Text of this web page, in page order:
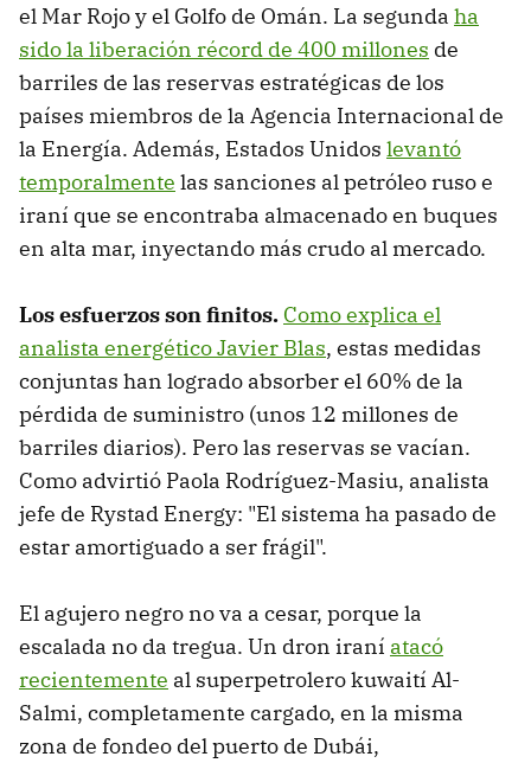
el Mar Rojo y el Golfo de Omán. La segunda ha
sido la liberación récord de 400 millones de
barriles de las reservas estratégicas de los
países miembros de la Agencia Internacional de
la Energía. Además, Estados Unidos levantó
temporalmente las sanciones al petróleo ruso e
iraní que se encontraba almacenado en buques
en alta mar, inyectando más crudo al mercado.
Los esfuerzos son finitos. Como explica el
analista energético Javier Blas, estas medidas
conjuntas han logrado absorber el 60% de la
pérdida de suministro (unos 12 millones de
barriles diarios). Pero las reservas se vacían.
Como advirtió Paola Rodríguez-Masiu, analista
jefe de Rystad Energy: "El sistema ha pasado de
estar amortiguado a ser frágil".
El agujero negro no va a cesar, porque la
escalada no da tregua. Un dron iraní atacó
recientemente al superpetrolero kuwaití Al-
Salmi, completamente cargado, en la misma
zona de fondeo del puerto de Dubái,